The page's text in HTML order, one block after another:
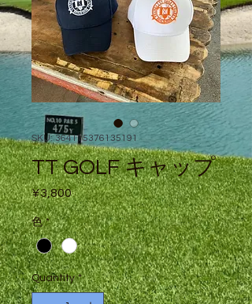
SKU: 364115376135191
TT GOLF キャップ
¥3,800Price
色 *
Quantity *